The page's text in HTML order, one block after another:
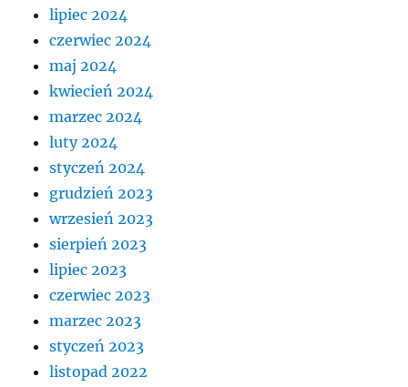
lipiec 2024
czerwiec 2024
maj 2024
kwiecień 2024
marzec 2024
luty 2024
styczeń 2024
grudzień 2023
wrzesień 2023
sierpień 2023
lipiec 2023
czerwiec 2023
marzec 2023
styczeń 2023
listopad 2022